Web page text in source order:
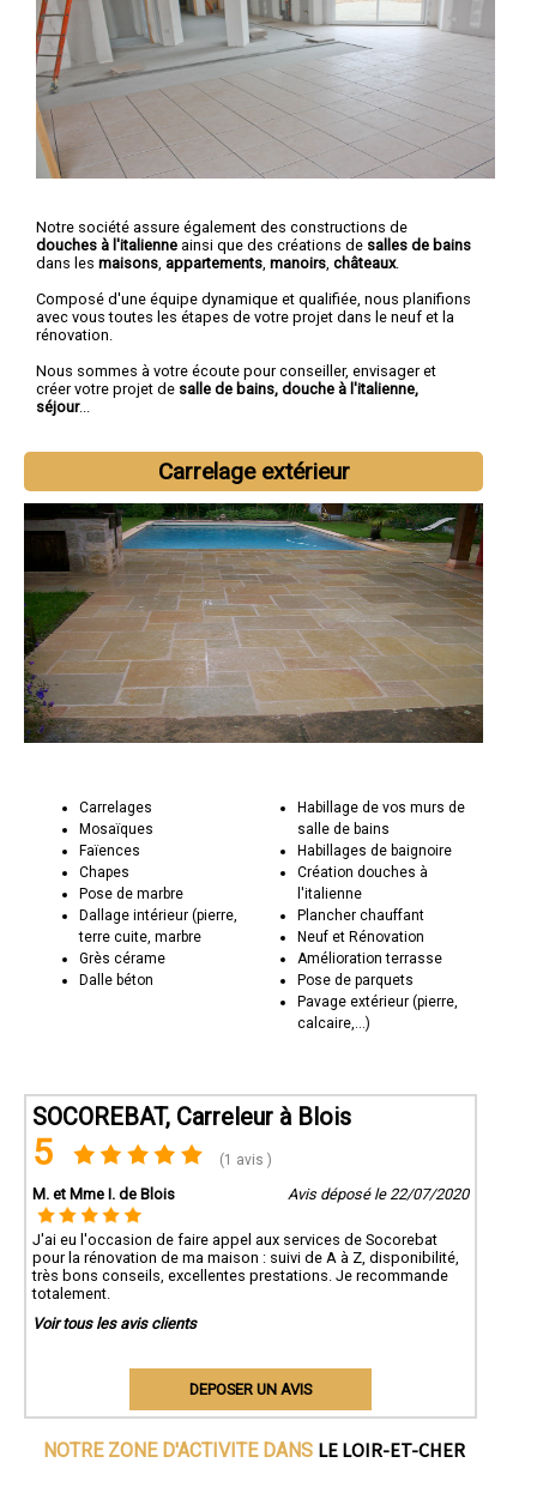
Notre société assure également des constructions de
douches à l'italienne ainsi que des créations de salles de bains
dans les maisons appartements manoirs châteaux.
Composé d'une équipe dynamique et qualifiée, nous planifions
avec vous toutes les étapes de votre projet dans le neuf et la
rénovation.
Nous sommes à votre écoute pour conseiller, envisager et
créer votre projet de salle de bains, douche à l'italienne,
séjour...
Carrelage extérieur
Carrelages
Mosaïques
Faïences
Chapes
Pose de marbre
Dallage intérieur (pierre,
terre cuite, marbre
Grès cérame
Dalle béton
Habillage de vos murs de
salle de bains
Habillages de baignoire
Création douches à
l'italienne
Plancher chauffant
Neuf et Rénovation
Amélioration terrasse
Pose de parquets
Pavage extérieur (pierre,
calcaire,...)
SOCOREBAT, Carreleur à Blois
5 (1 avis )
M. et Mme I. de Blois Avis déposé le 22/07/2020
J'ai eu l'occasion de faire appel aux services de Socorebat
pour la rénovation de ma maison : suivi de A à Z, disponibilité,
très bons conseils, excellentes prestations. Je recommande
totalement.
Voir tous les avis clients
DEPOSER UN AVIS
NOTRE ZONE D'ACTIVITE DANS LE LOIR-ET-CHER